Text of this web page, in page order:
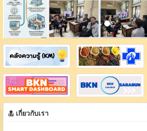
เกี่ยวกับเรา